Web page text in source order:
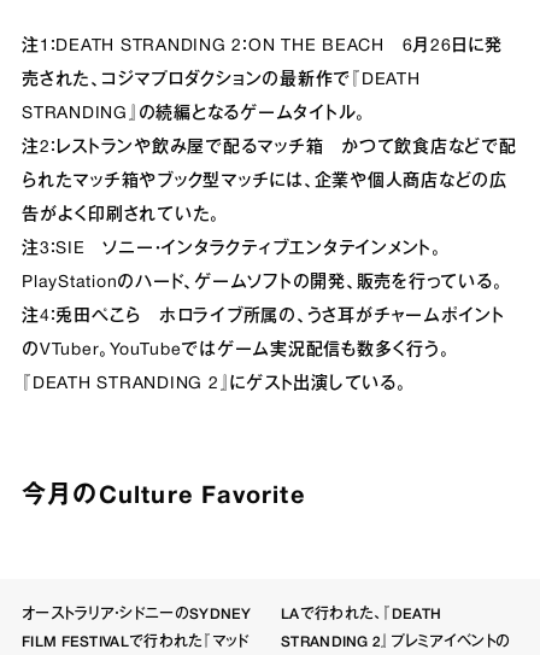
注1：DEATH STRANDING 2：ON THE BEACH 6月26日に発
売された、コジマプロダクションの最新作で『DEATH
STRANDING』の続編となるゲームタイトル。
注2：レストランや飲み屋で配るマッチ箱 かつて飲食店などで配
られたマッチ箱やブック型マッチには、企業や個人商店などの広
告がよく印刷されていた。
注3：SIE ソニー・インタラクティブエンタテインメント。
PlayStationのハード、ゲームソフトの開発、販売を行っている。
注4：兎田ぺこら ホロライブ所属の、うさ耳がチャームポイント
のVTuber。YouTubeではゲーム実況配信も数多く行う。
『DEATH STRANDING 2』にゲスト出演している。
今月のCulture Favorite
オーストラリア・シドニーのSYDNEY
FILM FESTIVALで行われた『マッド
LAで行われた、『DEATH
STRANDING 2』プレミアイベントの